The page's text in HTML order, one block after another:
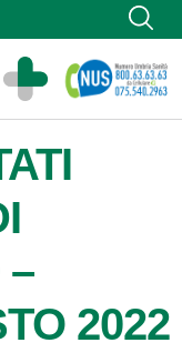
–
2022